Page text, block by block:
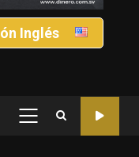
Inglés
PRIMARY